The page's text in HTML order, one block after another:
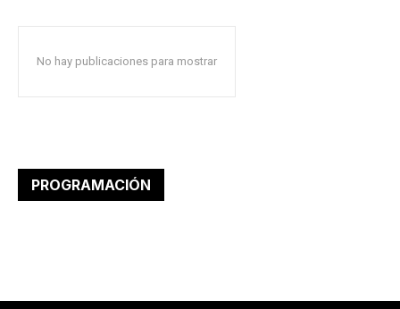
No hay publicaciones para mostrar
PROGRAMACIÓN